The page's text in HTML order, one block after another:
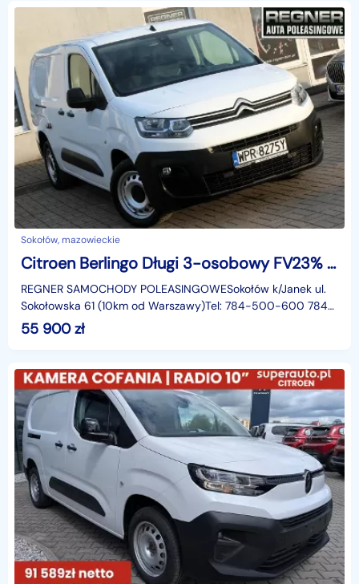
Sokołów, mazowieckie
Citroen Berlingo Długi 3-osobowy FV23% Navi Kamera Parktronic Tempomat
REGNER SAMOCHODY POLEASINGOWESokołów k/Janek ul.
Sokołowska 61 (10km od Warszawy)Tel: 784-500-600 784-
122-122Godziny otwarcia:Poniedziałek - Piątek: 09:00 - 18:
55 900zł